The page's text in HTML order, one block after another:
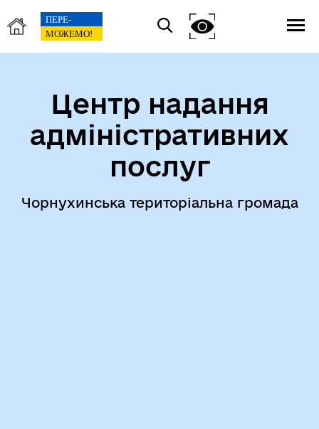
Центр надання
адміністративних
послуг
Чорнухинська територіальна громада